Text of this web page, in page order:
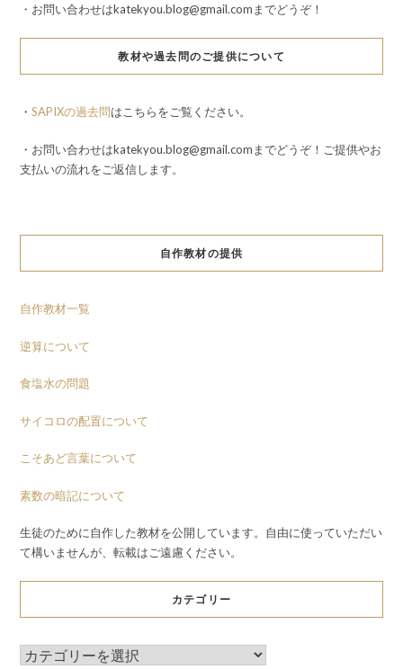
・お問い合わせはkatekyou.blog@gmail.comまでどうぞ！
教材や過去問のご提供について
・ SAPIXの過去問はこちらをご覧ください。
・お問い合わせはkatekyou.blog@gmail.comまでどうぞ！ご提供やお
支払いの流れをご返信します。
自作教材の提供
自作教材一覧
逆算について
食塩水の問題
サイコロの配置について
こそあど言葉について
素数の暗記について
生徒のために自作した教材を公開しています。自由に使っていただい
て構いませんが、転載はご遠慮ください。
カテゴリー